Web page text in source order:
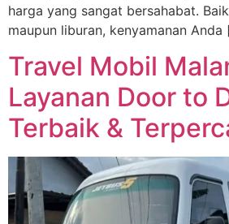
harga yang sangat bersahabat.
maupun liburan, kenyamanan
Travel Mobil
Layanan Door to
Terbaik &